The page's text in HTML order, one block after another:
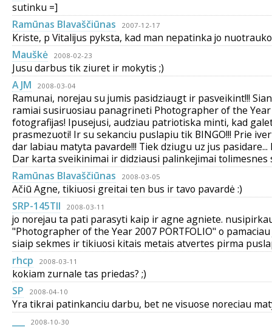
sutinku =]
Ramūnas Blavaščiūnas
2007-12-17
Kriste, p Vitalijus pyksta, kad man nepatinka jo
Mauškė
2008-02-23
Jusu darbus tik ziuret ir mokytis ;)
A JM
2008-03-04
Ramunai, norejau su jumis pasidziaugt ir pasveikint!!!
ramiai susiruosiau panagrineti Photographer of the Year
fotografijas! Ipusejusi, audziau patriotiska minti, kad
prasmezuoti! Ir su sekanciu puslapiu tik BINGO!!! Prie
dar labiau matyta pavarde!!! Tiek dziugu uz jus
Dar karta sveikinimai ir didziausi palinkejimai tolimesnes
Ramūnas Blavaščiūnas
2008-03-05
Ačiū Agne, tikiuosi greitai ten bus ir tavo pavardė :)
SRP-145TII
2008-03-11
jo norejau ta pati parasyti kaip ir agne agniete.
"Photographer of the Year 2007 PORTFOLIO" o
siaip sekmes ir tikiuosi kitais metais atvertes pirma
rhcp
2008-03-11
kokiam zurnale tas priedas? ;)
SP
2008-04-10
Yra tikrai patinkanciu darbu, bet ne visuose noreciau
2008-10-30